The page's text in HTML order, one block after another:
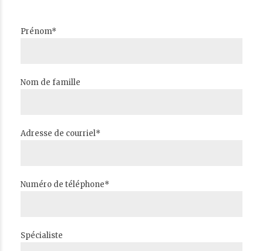
Prénom*
Nom de famille
Adresse de courriel*
Numéro de téléphone*
Spécialiste